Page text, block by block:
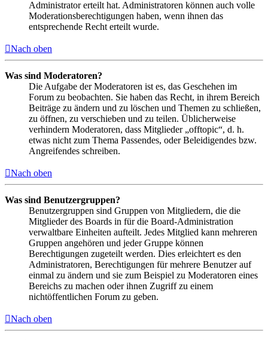
Administrator erteilt hat. Administratoren können auch volle
Moderationsberechtigungen haben, wenn ihnen das
entsprechende Recht erteilt wurde.
Nach oben
Was sind Moderatoren?
Die Aufgabe der Moderatoren ist es, das Geschehen im
Forum zu beobachten. Sie haben das Recht, in ihrem Bereich
Beiträge zu ändern und zu löschen und Themen zu schließen,
zu öffnen, zu verschieben und zu teilen. Üblicherweise
verhindern Moderatoren, dass Mitglieder „offtopic“, d. h.
etwas nicht zum Thema Passendes, oder Beleidigendes bzw.
Angreifendes schreiben.
Nach oben
Was sind Benutzergruppen?
Benutzergruppen sind Gruppen von Mitgliedern, die die
Mitglieder des Boards in für die Board-Administration
verwaltbare Einheiten aufteilt. Jedes Mitglied kann mehreren
Gruppen angehören und jeder Gruppe können
Berechtigungen zugeteilt werden. Dies erleichtert es den
Administratoren, Berechtigungen für mehrere Benutzer auf
einmal zu ändern und sie zum Beispiel zu Moderatoren eines
Bereichs zu machen oder ihnen Zugriff zu einem
nichtöffentlichen Forum zu geben.
Nach oben